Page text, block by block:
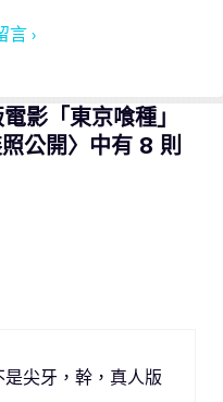
言 ›
影「東京喰種」
公開〉中有 8 則
尖牙，幹，真人版